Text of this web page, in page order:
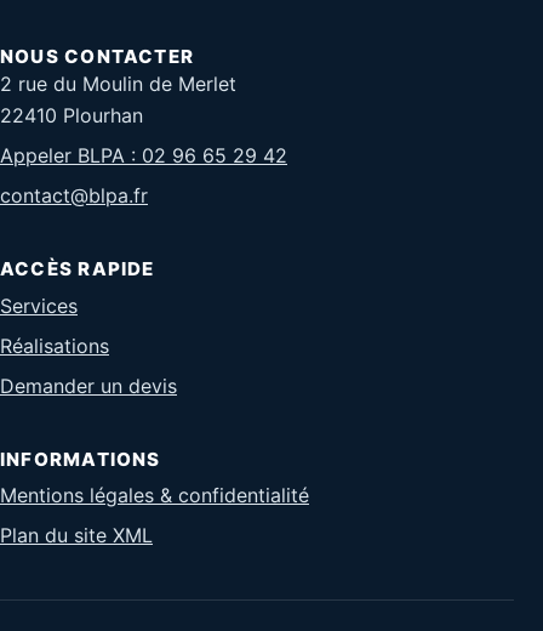
NOUS CONTACTER
2 rue du Moulin de Merlet
22410 Plourhan
Appeler BLPA : 02 96 65 29 42
contact@blpa.fr
ACCÈS RAPIDE
Services
Réalisations
Demander un devis
INFORMATIONS
Mentions légales & confidentialité
Plan du site XML